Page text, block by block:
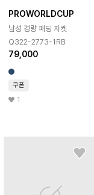
PROWORLDCUP
남성 경량 패딩 자켓
Q322-2773-1RB
79,000
쿠폰
1